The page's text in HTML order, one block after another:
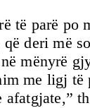
të parë po
deri më
mënyrë
me ligj të
afatgjate,”